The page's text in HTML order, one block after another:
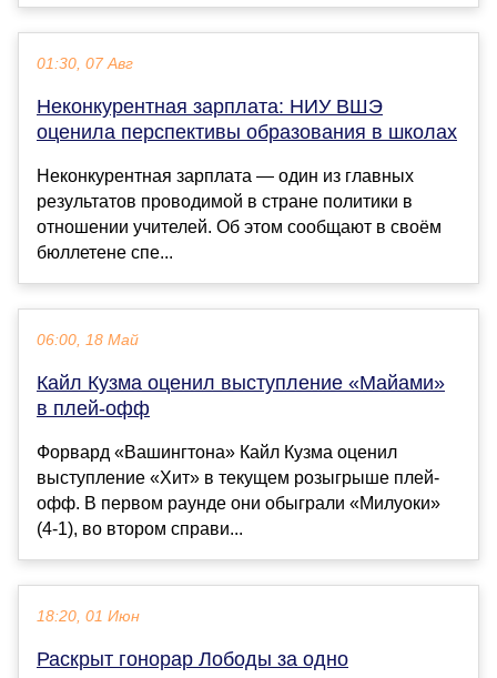
01:30, 07 Авг
Неконкурентная зарплата: НИУ ВШЭ
оценила перспективы образования в школах
Неконкурентная зарплата — один из главных
результатов проводимой в стране политики в
отношении учителей. Об этом сообщают в своём
бюллетене спе...
06:00, 18 Май
Кайл Кузма оценил выступление «Майами»
в плей-офф
Форвард «Вашингтона» Кайл Кузма оценил
выступление «Хит» в текущем розыгрыше плей-
офф. В первом раунде они обыграли «Милуоки»
(4-1), во втором справи...
18:20, 01 Июн
Раскрыт гонорар Лободы за одно